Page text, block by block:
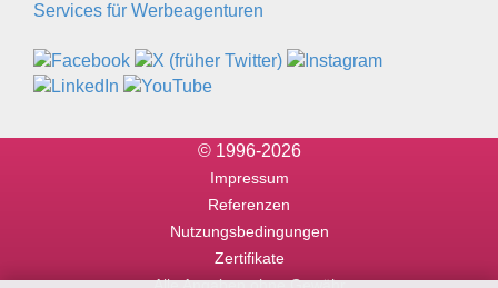
Services für Werbeagenturen
© 1996-2026
Impressum
Referenzen
Nutzungsbedingungen
Zertifikate